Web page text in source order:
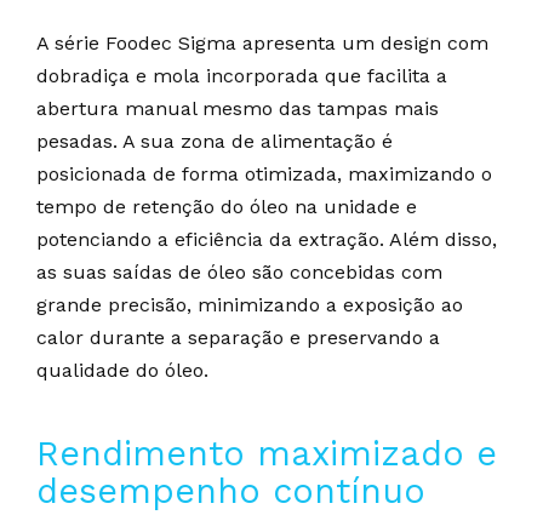
A série Foodec Sigma apresenta um design com
dobradiça e mola incorporada que facilita a
abertura manual mesmo das tampas mais
pesadas. A sua zona de alimentação é
posicionada de forma otimizada, maximizando o
tempo de retenção do óleo na unidade e
potenciando a eficiência da extração. Além disso,
as suas saídas de óleo são concebidas com
grande precisão, minimizando a exposição ao
calor durante a separação e preservando a
qualidade do óleo.
Rendimento maximizado e
desempenho contínuo